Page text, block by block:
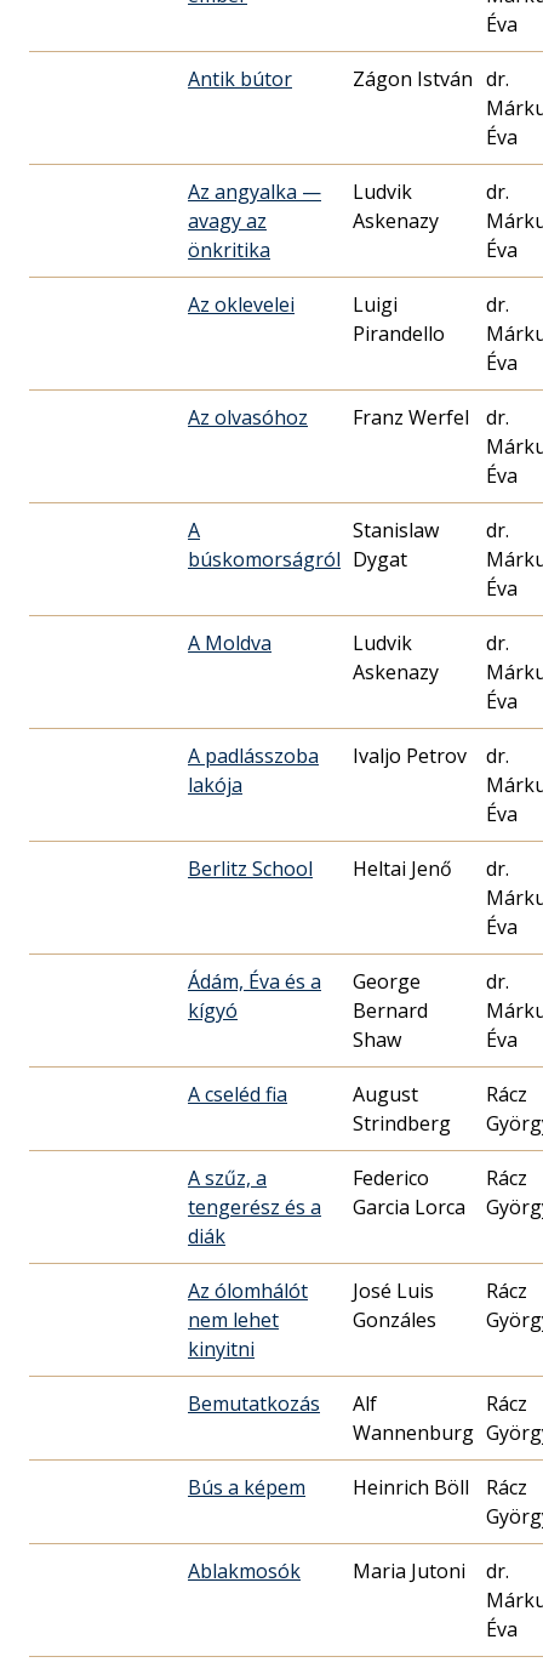
Éva
Antik bútor Zágon István dr.
Éva
Az angyalka —
avagy az
önkritika
Ludvik
Askenazy
dr.
Éva
Az oklevelei
Luigi
Pirandello
dr.
Éva
Az olvasóhoz Franz Werfel
dr.
Éva
A
búskomorságról
Stanislaw
Dygat
dr.
Éva
A Moldva
Ludvik
Askenazy
dr.
Éva
A padlásszoba
lakója
Ivaljo Petrov
dr.
Éva
Berlitz School Heltai Jenő
dr.
Éva
Ádám, Éva és a
kígyó
George
Bernard
Shaw
dr.
Éva
A cseléd fia
August
Strindberg
Rácz
A szűz, a
tengerész és a
diák
Federico
Garcia Lorca
Rácz
Az ólomhálót
nem lehet
kinyitni
José Luis
Gonzáles
Rácz
Bemutatkozás
Alf
Wannenburg
Rácz
Bús a képem Heinrich Böll
Rácz
Ablakmosók Maria Jutoni
dr.
Éva